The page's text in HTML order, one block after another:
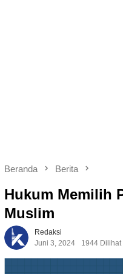
Beranda Berita
Hukum Memilih
Muslim
Redaksi
Juni 3, 2024
1944 Dilihat